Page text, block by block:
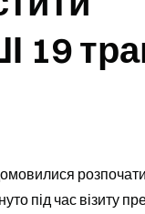
19
розпочати
під час візиту